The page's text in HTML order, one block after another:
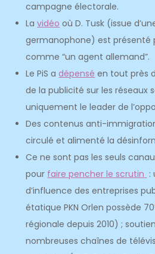
campagne électorale.
Lavidéo où D. Tusk (issue
germanophone) est présenté
comme “un agent allemand”.
Le PiS adépensé en tout près
de la publicité sur les réseaux
uniquement le leader de
Des contenus anti-
circulé et alimenté la
Ce ne sont pas les seuls
pour faire pencher le scrutin :
d’influence des entreprises
étatique PKN Orlen possède
régionale depuis 2010) ;
nombreuses chaînes de